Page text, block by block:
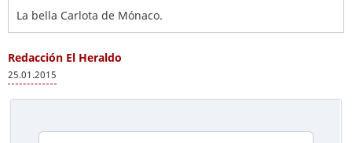
La bella Carlota de Mónaco.
Redacción El Heraldo
25.01.2015